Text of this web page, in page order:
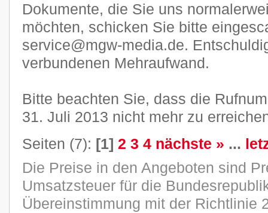
Dokumente, die Sie uns
möchten, schicken Sie bitte
service@mgw-media.de.
verbundenen Mehraufwand.
Bitte beachten Sie, dass die
31. Juli 2013 nicht mehr zu
Seiten (7): [1] 2 3 4 nächste » ...
Die Preise in den Angeboten sind
Umsatzsteuer für die
Übereinstimmung mit der Richtlinie